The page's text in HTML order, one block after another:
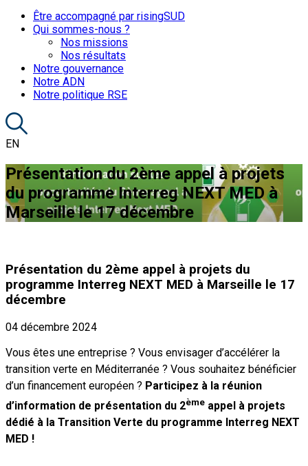
Être accompagné par risingSUD
Qui sommes-nous ?
Nos missions
Nos résultats
Notre gouvernance
Notre ADN
Notre politique RSE
EN
Présentation du 2ème appel à projets
du programme Interreg NEXT MED à
Marseille le 17 décembre
Présentation du 2ème appel à projets du
programme Interreg NEXT MED à Marseille le 17
décembre
04 décembre 2024
Vous êtes une entreprise ? Vous envisager d’accélérer la
transition verte en Méditerranée ? Vous souhaitez bénéficier
d’un financement européen ? Participez à la réunion
d’information de présentation du 2ème appel à projets
dédié à la Transition Verte du programme Interreg NEXT
MED !